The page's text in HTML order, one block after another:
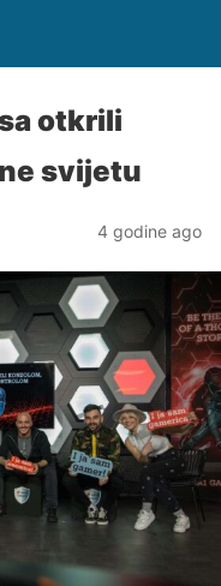
otkrili
svijetu
4 godine ago